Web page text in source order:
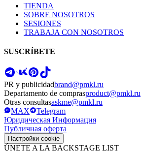
TIENDA
SOBRE NOSOTROS
SESIONES
TRABAJA CON NOSOTROS
SUSCRÍBETE
PR y publicidadbrand@pmkl.ru
Departamento de comprasproduct@pmkl.ru
Otras consultasaskme@pmkl.ru
MAX
Telegram
Юридическая Информация
Публичная оферта
Настройки cookie
ÚNETE A LA BACKSTAGE LIST